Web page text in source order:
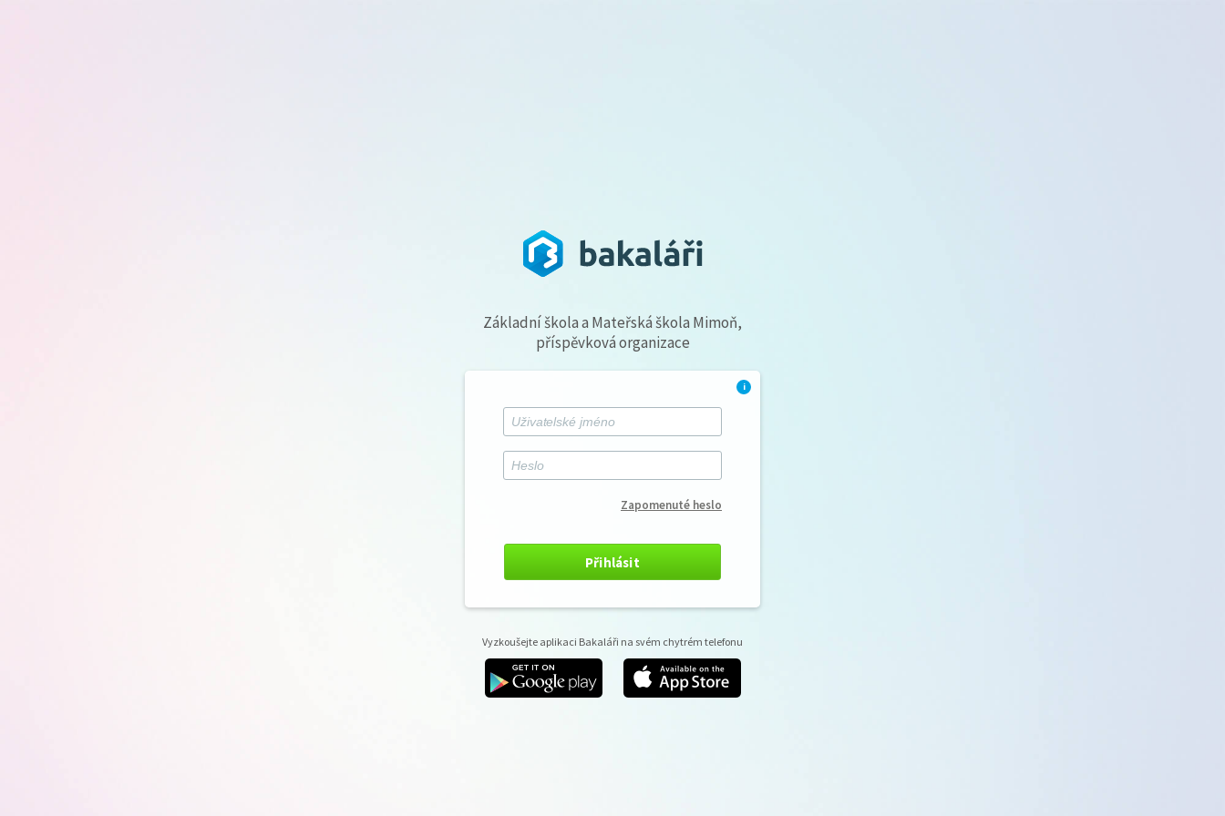
Základní škola a Mateřská škola Mimoň,
příspěvková organizace
i
Zapomenuté heslo
Přihlásit
Vyzkoušejte aplikaci Bakaláři na svém chytrém telefonu